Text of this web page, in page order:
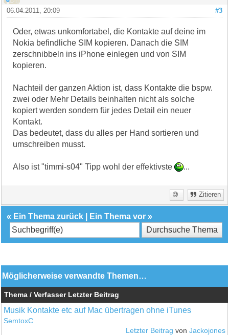
#3
06.04.2011, 20:09
Oder, etwas unkomfortabel, die Kontakte auf deine im
Nokia befindliche SIM kopieren. Danach die SIM
zerschnibbeln ins iPhone einlegen und von SIM
kopieren.
Nachteil der ganzen Aktion ist, dass Kontakte die bspw.
zwei oder Mehr Details beinhalten nicht als solche
kopiert werden sondern für jedes Detail ein neuer
Kontakt.
Das bedeutet, dass du alles per Hand sortieren und
umschreiben musst.
Also ist "timmi-s04" Tipp wohl der effektivste ...
Zitieren
« Ein Thema zurück Ein Thema vor »
Möglicherweise verwandte Themen…
Thema / Verfasser Letzter Beitrag
Musik Kontakte etc auf Mac übertragen ohne iTunes
SemtoxC
Letzter Beitrag von Jackojones